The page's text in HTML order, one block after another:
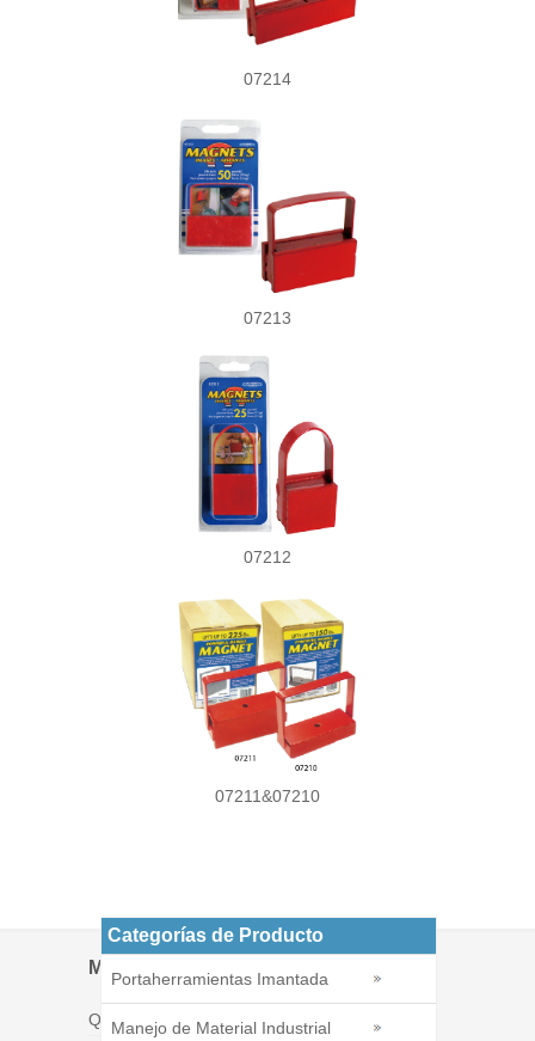
07214
07213
07212
07211&07210
Categorías de Producto
Portaherramientas Imantada
Manejo de Material Industrial
Menú
Quiénes somos